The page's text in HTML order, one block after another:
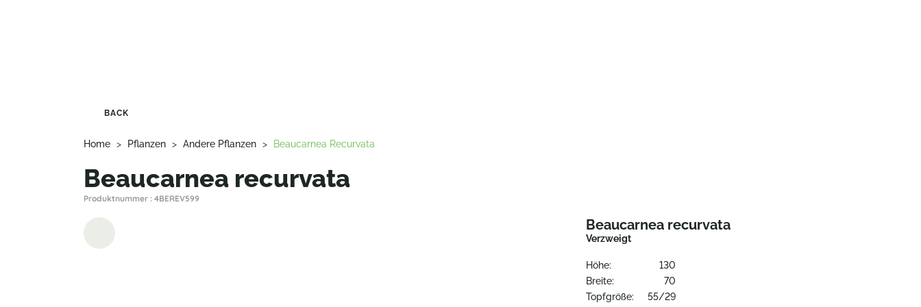
BACK
Home > Pflanzen > Andere Pflanzen > Beaucarnea Recurvata
Beaucarnea recurvata
Produktnummer : 4BEREV599
Beaucarnea recurvata
Verzweigt
Höhe:
130
Breite:
70
Topfgröße:
55/29